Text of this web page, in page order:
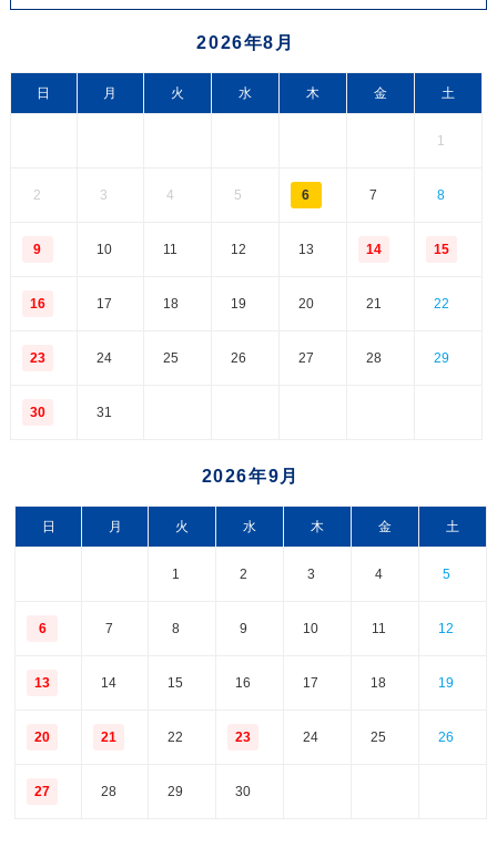
2026年8月
日 月 火 水 木 金 土
1
2 3 4 5 6 7 8
9 10 11 12 13 14 15
16 17 18 19 20 21 22
23 24 25 26 27 28 29
30 31
2026年9月
日 月 火 水 木 金 土
1 2 3 4 5
6 7 8 9 10 11 12
13 14 15 16 17 18 19
20 21 22 23 24 25 26
27 28 29 30